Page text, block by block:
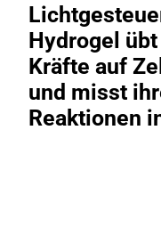
Hydrogel
Kräfte auf
und misst
Reaktionen